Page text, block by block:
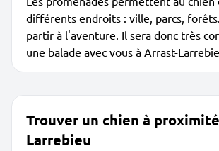
différents endroits : ville, parcs,
partir à l'aventure. Il sera donc très
une balade avec vous à Arrast-
Trouver un chien à
Larrebieu